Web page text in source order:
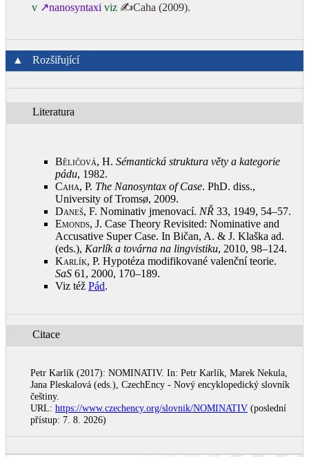
v ↗nanosyntaxi viz ✍Caha (2009).
▲ Rozšiřující
Literatura
Běličová, H. Sémantická struktura věty a kategorie
pádu, 1982.
Caha, P. The Nanosyntax of Case. PhD. diss.,
University of Tromsø, 2009.
Daneš, F. Nominativ jmenovací. NŘ 33, 1949, 54‒57.
Emonds, J. Case Theory Revisited: Nominative and
Accusative Super Case. In Bičan, A. & J. Klaška ad.
(eds.), Karlík a továrna na lingvistiku, 2010, 98‒124.
Karlík, P. Hypotéza modifikované valenční teorie.
SaS 61, 2000, 170‒189.
Viz též Pád.
Citace
Petr Karlík (2017): NOMINATIV. In: Petr Karlík, Marek Nekula,
Jana Pleskalová (eds.), CzechEncy - Nový encyklopedický slovník
češtiny.
URL: https://www.czechency.org/slovnik/NOMINATIV (poslední
přístup: 7. 8. 2026)